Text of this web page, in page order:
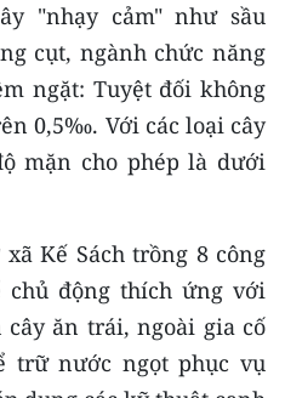
"nhạy cảm" như sầu
cụt, ngành chức năng
ngặt: Tuyệt đối không
0,5‰. Với các loại cây
mặn cho phép là dưới
Kế Sách trồng 8 công
chủ động thích ứng với
ăn trái, ngoài gia cố
trữ nước ngọt phục vụ